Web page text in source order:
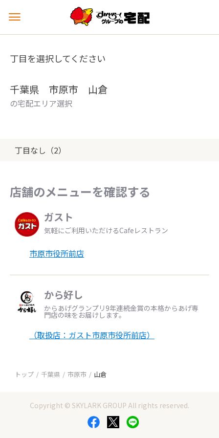
メ
ュ
を
丁目を選択してください
千葉県 市原市 山倉
の宅配エリア選択
丁目なし（2）
店舗のメニューを確認する
ガスト
気軽にご利用いただけるCafeレストラン
市原市役所前店
から好し
からあげグランプリ9年連続金賞の本格からあげ専
門店の味をお届けします。
（取扱店：ガスト市原市役所前店）
トップ 千葉県 市原市 山倉
Copyright © SKYLARK GROUP All rights reserved.